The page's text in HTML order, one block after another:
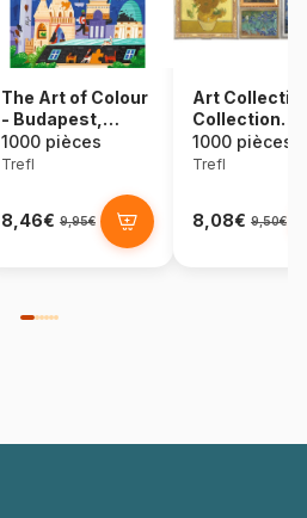
The Art of Colour
- Budapest,
Hongrie
1000 pièces
Trefl
8,46€ 9,95€
Art
Collection
Vincent Van
1000 pièces
Trefl
8,08€ 9,50€